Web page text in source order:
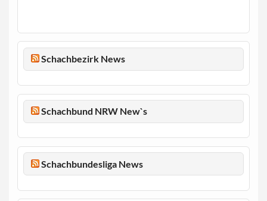
Schachbezirk News
Schachbund NRW New`s
Schachbundesliga News